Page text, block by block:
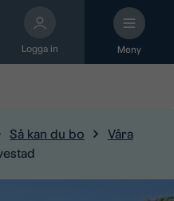
Logga in Meny
Så kan du bo
Våra